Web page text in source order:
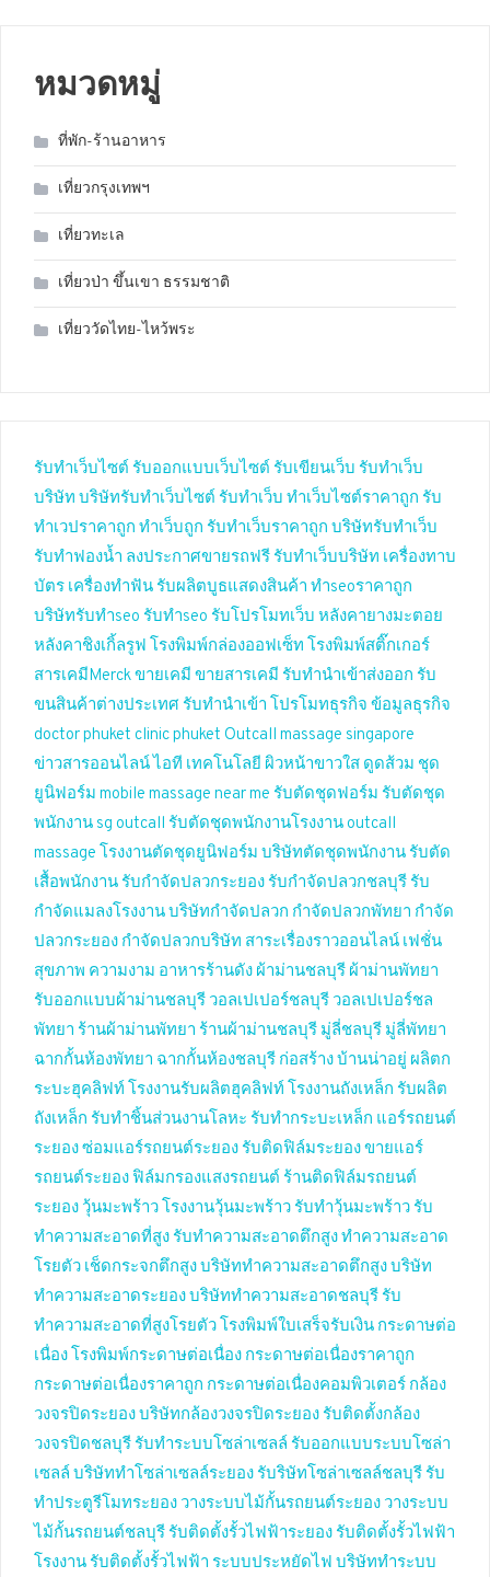
หมวดหมู่
ที่พัก-ร้านอาหาร
เที่ยวกรุงเทพฯ
เที่ยวทะเล
เที่ยวป่า ขึ้นเขา ธรรมชาติ
เที่ยววัดไทย-ไหว้พระ
รับทำเว็บไซต์ รับออกแบบเว็บไซต์ รับเขียนเว็บ รับทำเว็บ
บริษัท บริษัทรับทำเว็บไซต์ รับทำเว็บ ทำเว็บไซต์ราคาถูก รับ
ทำเวปราคาถูก ทำเว็บถูก รับทำเว็บราคาถูก บริษัทรับทำเว็บ
รับทำฟองน้ำ ลงประกาศขายรถฟรี รับทำเว็บบริษัท เครื่องทาบ
บัตร เครื่องทำฟัน รับผลิตบูธแสดงสินค้า ทำseoราคาถูก
บริษัทรับทำseo รับทำseo รับโปรโมทเว็บ หลังคายางมะตอย
หลังคาชิงเกิ้ลรูฟ โรงพิมพ์กล่องออฟเซ็ท โรงพิมพ์สติ๊กเกอร์
สารเคมีMerckขายเคมี ขายสารเคมี รับทำนำเข้าส่งออก รับ
ขนสินค้าต่างประเทศ รับทำนำเข้า โปรโมทธุรกิจ ข้อมูลธุรกิจ
doctor phuket clinic phuket Outcall massage singapore
ข่าวสารออนไลน์ไอที เทคโนโลยี ผิวหน้าขาวใส ดูดส้วม ชุด
ยูนิฟอร์ม mobile massage near me รับตัดชุดฟอร์ม รับตัดชุด
พนักงาน sg outcall รับตัดชุดพนักงานโรงงาน outcall
massage โรงงานตัดชุดยูนิฟอร์ม บริษัทตัดชุดพนักงาน รับตัด
เสื้อพนักงาน รับกำจัดปลวกระยอง รับกำจัดปลวกชลบุรี รับ
กำจัดแมลงโรงงานบริษัทกำจัดปลวก กำจัดปลวกพัทยา กำจัด
ปลวกระยอง กำจัดปลวกบริษัท สาระเรื่องราวออนไลน์ เฟชั่น
สุขภาพ ความงาม อาหารร้านดัง ผ้าม่านชลบุรี ผ้าม่านพัทยา
รับออกแบบผ้าม่านชลบุรี วอลเปเปอร์ชลบุรี วอลเปเปอร์ชล
พัทยา ร้านผ้าม่านพัทยา ร้านผ้าม่านชลบุรี มู่ลี่ชลบุรี มู่ลี่พัทยา
ฉากกั้นห้องพัทยา ฉากกั้นห้องชลบุรี ก่อสร้าง บ้านน่าอยู่ ผลิตก
ระบะฮุคลิฟท์ โรงงานรับผลิตฮุคลิฟท์ โรงงานถังเหล็ก รับผลิต
ถังเหล็ก รับทำชิ้นส่วนงานโลหะ รับทำกระบะเหล็ก แอร์รถยนต์
ระยองซ่อมแอร์รถยนต์ระยอง รับติดฟิล์มระยองขายแอร์
รถยนต์ระยอง ฟิล์มกรองแสงรถยนต์ ร้านติดฟิล์มรถยนต์
ระยอง วุ้นมะพร้าว โรงงานวุ้นมะพร้าว รับทำวุ้นมะพร้าว รับ
ทำความสะอาดที่สูง รับทำความสะอาดตึกสูงทำความสะอาด
โรยตัว เช็ดกระจกตึกสูงบริษัททำความสะอาดตึกสูงบริษัท
ทำความสะอาดระยองบริษัททำความสะอาดชลบุรี รับ
ทำความสะอาดที่สูงโรยตัว โรงพิมพ์ใบเสร็จรับเงิน กระดาษต่อ
เนื่อง โรงพิมพ์กระดาษต่อเนื่อง กระดาษต่อเนื่องราคาถูก
กระดาษต่อเนื่องราคาถูก กระดาษต่อเนื่องคอมพิวเตอร์ กล้อง
วงจรปิดระยองบริษัทกล้องวงจรปิดระยอง รับติดตั้งกล้อง
วงจรปิดชลบุรี รับทำระบบโซล่าเซลล์ รับออกแบบระบบโซล่า
เซลล์ บริษัททำโซล่าเซลล์ระยอง รับริษัทโซล่าเซลล์ชลบุรี รับ
ทำประตูรีโมทระยอง วางระบบไม้กั้นรถยนต์ระยอง วางระบบ
ไม้กั้นรถยนต์ชลบุรี รับติดตั้งรั้วไฟฟ้าระยอง รับติดตั้งรั้วไฟฟ้า
โรงงาน รับติดตั้งรั้วไฟฟ้า ระบบประหยัดไฟ บริษัททำระบบ